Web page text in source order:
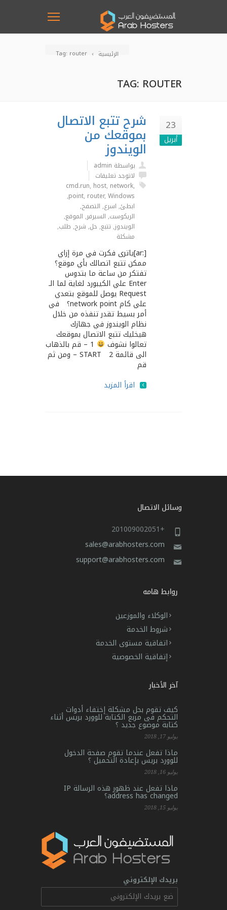
الرئيسية Tag: router
TAG: ROUTER
23
أبريل
شرح تتبع الاتصال
بموقعك من
الويندوز
بواسطة admin
لاتوجد تعليقات
cmd.run, host, network,
point, router, Windows
,
ابطئ, اسرع, التصفح,
الريكوست, السيرفر, الموقع,
الويندوز, تتبع, حل, شرح, طلب,
مشكلة
[:ar]ياترى فكرت في مرة إزاي
ممكن تتبع اتصالك بأي موقع؟
تفتكر من ساعة ما بتدوس
Enter علي الكيبورد لغاية لما الـ
Request يوصل للموقع بتعدي
علي كام network point؟ في
أمر بسيط تقدر تنفذه من خلال
نظام الويندوز في جهازك
هيخليك تتبع الاتصال بموقعك
تعالوا نشوف 1 – قم بالذهاب
الى قائمة START 2 – ومن ثم
قم
اقرأ المزيد
وسائل الاتصال
+201009002051
sales@arabhosters.com
support@arabhosters.com
روابط هامه
الوكلاء والموزعين
شروط الخدمة
اتفاقية مستوى الخدمة
إتفاقية الخصوصية
آخر الأخبار
كيف تقوم بحل مشكلة إختفاء أدوات
التحكم فى مربع الكتابة للوورد بريس أثناء
كتابة موضوع جديد ؟
يوليو 17, 2018
ماذا تفعل عندما تقوم صفحة الدخول
للوورد بريس بإعادة التحميل ؟
يوليو 16, 2018
ماذا تفعل عند ظهور هذه الرسالة IP
address has changed؟
يوليو 15, 2018
بريدك الإلكتروني